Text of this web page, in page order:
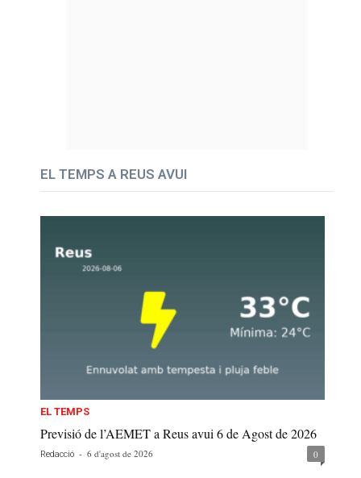
EL TEMPS A REUS AVUI
EL TEMPS
Previsió de l’AEMET a Reus avui 6 de Agost de 2026
Redacció - 6 d'agost de 2026 0